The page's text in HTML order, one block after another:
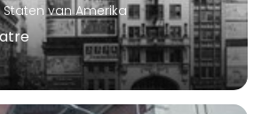
van Amerika